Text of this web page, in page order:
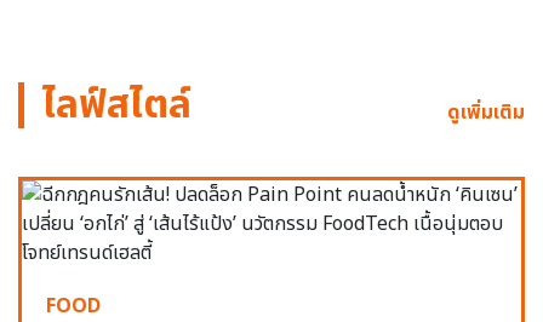
ไลฟ์สไตล์ ดูเพิ่มเติม
FOOD